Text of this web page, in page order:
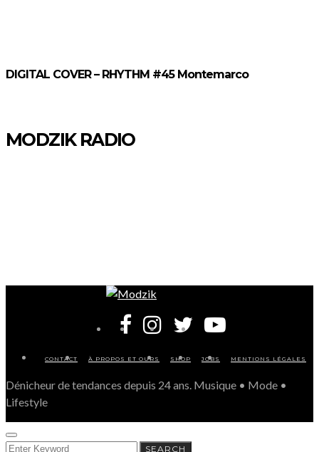
DIGITAL COVER – RHYTHM #45 Montemarco
MODZIK RADIO
CONTACT À PROPOS ET OURS SHOP JOBS MENTIONS LÉGALES
Dénicheur de tendances depuis 24 ans. Musique • Mode •
Lifestyle
SEARCH
SEARCH